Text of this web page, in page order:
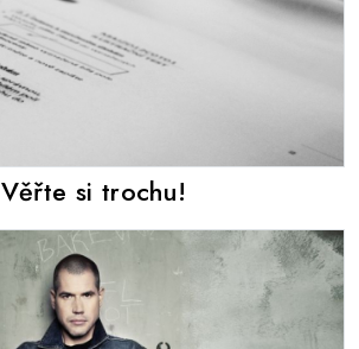
Věřte si trochu!